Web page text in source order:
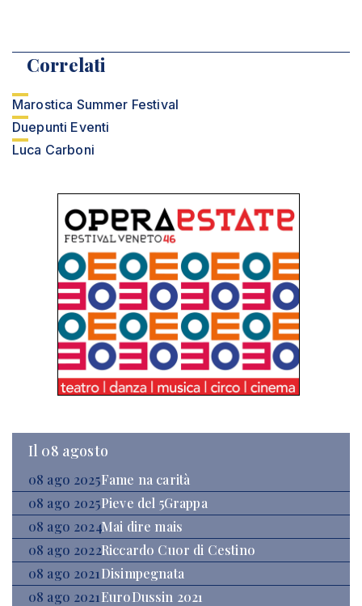
Correlati
Marostica Summer Festival
Duepunti Eventi
Luca Carboni
Il 08 agosto
08 ago 2025Fame na carità
08 ago 2025Pieve del 5Grappa
08 ago 2024Mai dire mais
08 ago 2022Riccardo Cuor di Cestino
08 ago 2021Disimpegnata
08 ago 2021EuroDussin 2021